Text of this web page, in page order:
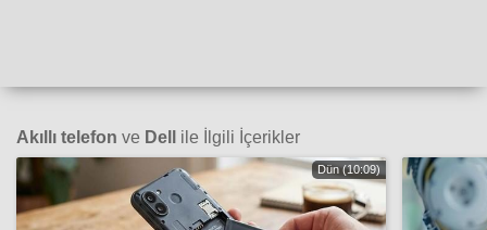
Akıllı telefon ve Dell ile İlgili İçerikler
Dün (10:09)